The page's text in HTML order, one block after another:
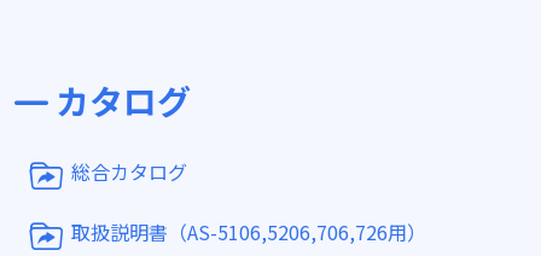
カタログ
総合カタログ
取扱説明書（AS-5106,5206,706,726用）